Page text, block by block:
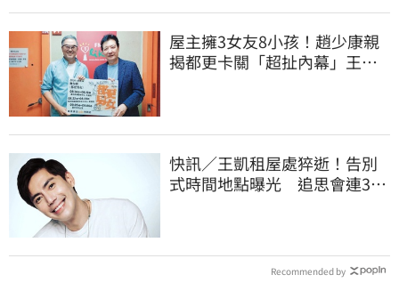
屋主擁3女友8小孩！趙少康親
揭都更卡關「超扯內幕」王偉
快訊／王凱租屋處猝逝！告別
式時間地點曝光 追思會連3天
Recommended by